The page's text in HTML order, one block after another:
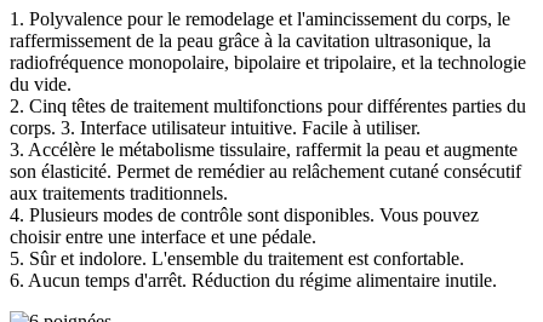
1. Polyvalence pour le remodelage et l'amincissement du corps, le
raffermissement de la peau grâce à la cavitation ultrasonique, la
radiofréquence monopolaire, bipolaire et tripolaire, et la technologie
du vide.
2. Cinq têtes de traitement multifonctions pour différentes parties du
corps. 3. Interface utilisateur intuitive. Facile à utiliser.
3. Accélère le métabolisme tissulaire, raffermit la peau et augmente
son élasticité. Permet de remédier au relâchement cutané consécutif
aux traitements traditionnels.
4. Plusieurs modes de contrôle sont disponibles. Vous pouvez
choisir entre une interface et une pédale.
5. Sûr et indolore. L'ensemble du traitement est confortable.
6. Aucun temps d'arrêt. Réduction du régime alimentaire inutile.